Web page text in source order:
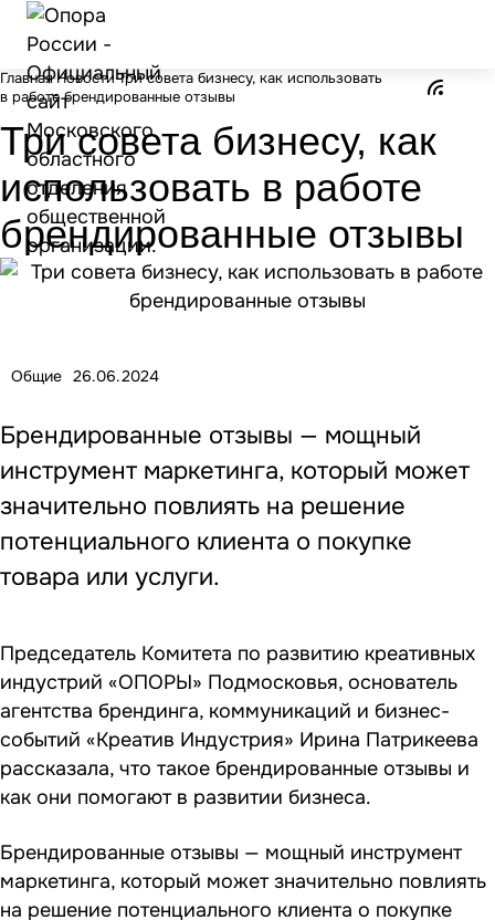
Главная Новости Три совета бизнесу, как использовать
в работе брендированные отзывы
Три совета бизнесу, как
использовать в работе
брендированные отзывы
Общие 26.06.2024
Брендированные отзывы — мощный
инструмент маркетинга, который может
значительно повлиять на решение
потенциального клиента о покупке
товара или услуги.
Председатель Комитета по развитию креативных
индустрий «ОПОРЫ» Подмосковья, основатель
агентства брендинга, коммуникаций и бизнес-
событий «Креатив Индустрия» Ирина Патрикеева
рассказала, что такое брендированные отзывы и
как они помогают в развитии бизнеса.
Брендированные отзывы — мощный инструмент
маркетинга, который может значительно повлиять
на решение потенциального клиента о покупке